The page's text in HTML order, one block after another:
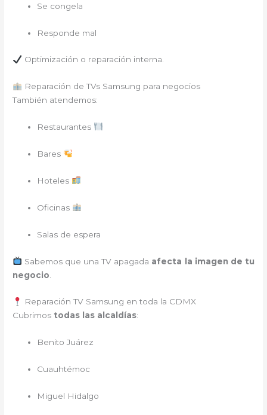
Se congela
Responde mal
Optimización o reparación interna.
Reparación de TVs Samsung para negocios
También atendemos:
Restaurantes
Bares
Hoteles
Oficinas
Salas de espera
Sabemos que una TV apagada afecta la imagen de tu
negocio
Reparación TV Samsung en toda la CDMX
Cubrimos todas las alcaldías:
Benito Juárez
Cuauhtémoc
Miguel Hidalgo